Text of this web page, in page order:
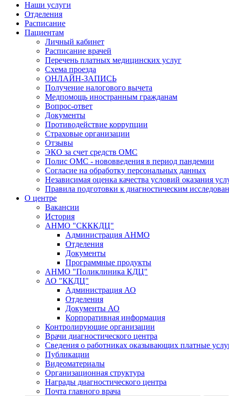
Наши услуги
Отделения
Расписание
Пациентам
Личный кабинет
Расписание врачей
Перечень платных медицинских услуг
Схема проезда
ОНЛАЙН-ЗАПИСЬ
Получение налогового вычета
Медпомощь иностранным гражданам
Вопрос-ответ
Документы
Противодействие коррупции
Страховые организации
Отзывы
ЭКО за счет средств ОМС
Полис ОМС - нововведения в период пандемии
Согласие на обработку персональных данных
Независимая оценка качества условий оказания
Правила подготовки к диагностическим
О центре
Вакансии
История
АНМО "СКККДЦ"
Администрация АНМО
Отделения
Документы
Программные продукты
АНМО "Поликлиника КДЦ"
АО "ККДЦ"
Администрация АО
Отделения
Документы АО
Корпоративная информация
Контролирующие организации
Врачи диагностического центра
Сведения о работниках оказывающих платные
Публикации
Видеоматериалы
Организационная структура
Награды диагностического центра
Почта главного врача